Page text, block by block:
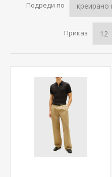
Подреди по
Приказ